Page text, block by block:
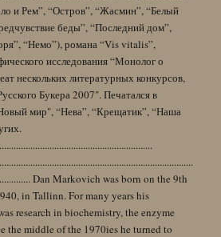
и Рем”, “Остров”, “Жасмин”, “Белый
беды”, “Последний дом”,
“Немо”), романа “Vis vitalis”,
исследования “Монолог о
нескольких литературных конкурсов,
Букера 2007". Печатался в
мир", “Нева”, “Крещатик”, “Наша
Dan Markovich was born on the 9th
in Tallinn. For many years his
research in biochemistry, the enzyme
the middle of the 1970ies he turned to